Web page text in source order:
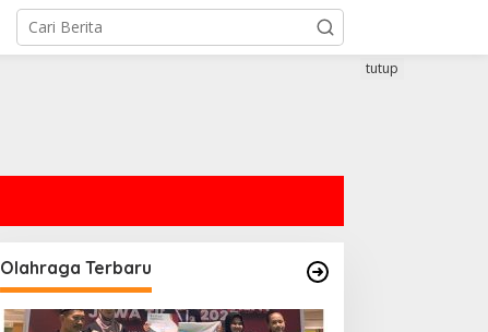
tutup
Olahraga Terbaru